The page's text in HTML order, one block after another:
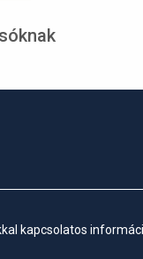
kapcsolatos